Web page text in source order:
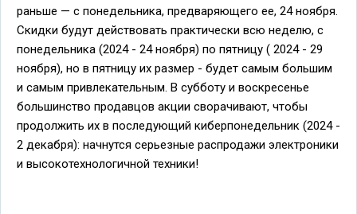
раньше — с понедельника, предваряющего ее, 24 ноября.
Скидки будут действовать практически всю неделю, с
понедельника (2024 - 24 ноября) по пятницу ( 2024 - 29
ноября), но в пятницу их размер - будет самым большим
и самым привлекательным. В субботу и воскресенье
большинство продавцов акции сворачивают, чтобы
продолжить их в последующий киберпонедельник (2024 -
2 декабря): начнутся серьезные распродажи электроники
и высокотехнологичной техники!